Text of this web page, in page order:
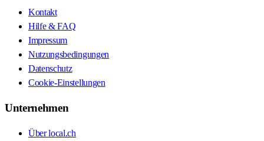
Kontakt
Hilfe & FAQ
Impressum
Nutzungsbedingungen
Datenschutz
Cookie-Einstellungen
Unternehmen
Über local.ch